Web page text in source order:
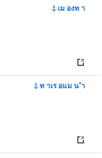
เม องท า
ท าเร อแม น ำ